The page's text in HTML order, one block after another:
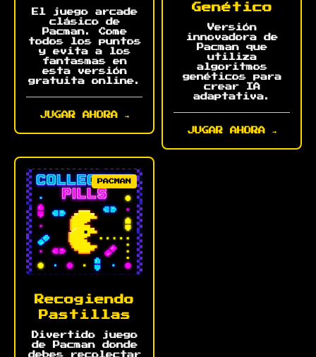
El juego arcade
clásico de
Pacman. Come
todos los puntos
y evita a los
fantasmas en
esta versión
gratuita online.
JUGAR AHORA →
Genético
Versión
innovadora de
Pacman que
utiliza
algoritmos
genéticos para
crear IA
adaptativa.
JUGAR AHORA →
PACMAN
Recogiendo
Pastillas
Divertido juego
de Pacman donde
debes recolectar